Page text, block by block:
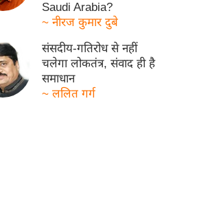
Saudi Arabia?
~ नीरज कुमार दुबे
संसदीय-गतिरोध से नहीं
चलेगा लोकतंत्र, संवाद ही है
समाधान
~ ललित गर्ग